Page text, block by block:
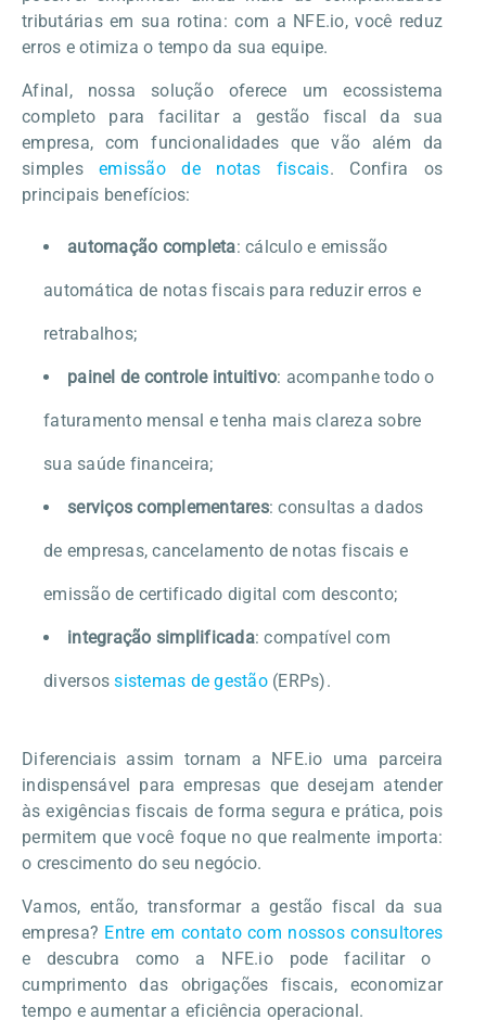
tributárias em sua rotina: com a NFE.io, você reduz
erros e otimiza o tempo da sua equipe.
Afinal, nossa solução oferece um ecossistema
completo para facilitar a gestão fiscal da sua
empresa, com funcionalidades que vão além da
simplesemissão de notas fiscais. Confira os
principais benefícios:
automação completa: cálculo e emissão
automática de notas fiscais para reduzir erros e
retrabalhos;
painel de controle intuitivo: acompanhe todo o
faturamento mensal e tenha mais clareza sobre
sua saúde financeira;
serviços complementares: consultas a dados
de empresas, cancelamento de notas fiscais e
emissão de certificado digital com desconto;
integração simplificada: compatível com
diversossistemas de gestão(ERPs).
Diferenciais assim tornam a NFE.io uma parceira
indispensável para empresas que desejam atender
às exigências fiscais de forma segura e prática, pois
permitem que você foque no que realmente importa:
o crescimento do seu negócio.
Vamos, então, transformar a gestão fiscal da sua
empresa? Entre em contato com nossos consultores
e descubra como a NFE.io pode facilitar o
cumprimento das obrigações fiscais, economizar
tempo e aumentar a eficiência operacional.